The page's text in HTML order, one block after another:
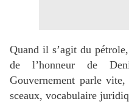
Quand il s’agit du
de l’honneur de
Gouvernement parle
sceaux, vocabulaire